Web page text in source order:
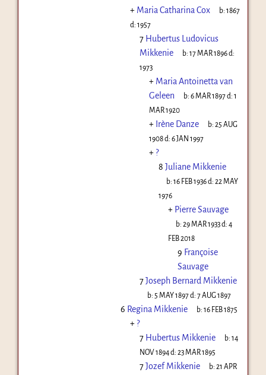
+ Maria Catharina Cox b:1867
d: 1957
7 Hubertus Ludovicus
Mikkenie
b:17 MAR 1896d:
1973
+ Maria Antoinetta van
Geleen
b:6 MAR 1897d:1
MAR 1920
+ Irène Danze b:25 AUG
1908d: 6 JAN 1997
+ ?
8 Juliane Mikkenie
b:16 FEB 1936d:22 MAY
1976
+ Pierre Sauvage
b:29 MAR 1933d:4
FEB 2018
9 Françoise
Sauvage
7Joseph Bernard Mikkenie
b: 5 MAY 1897d:7 AUG 1897
6 Regina Mikkenie b:16 FEB 1875
+ ?
7 Hubertus Mikkenie b:14
NOV 1894d: 23 MAR 1895
7Jozef Mikkenie b:21 APR